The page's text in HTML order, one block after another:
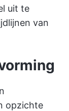
uit te
van
opzichte